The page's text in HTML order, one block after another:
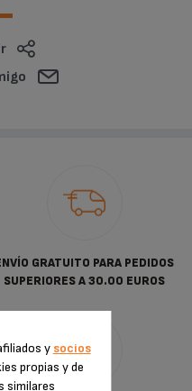
GRATUITO PARA PEDIDOS
SUPERIORES A 30.00 EUROS
y socios
propias y de
similares